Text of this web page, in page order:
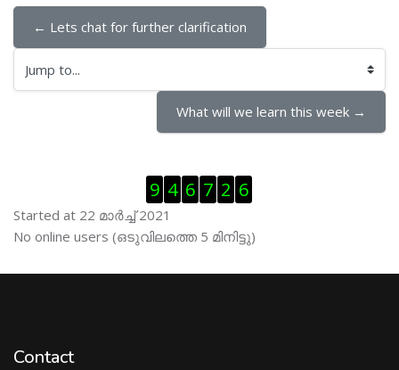
← Lets chat for further clarification
Jump to...
What will we learn this week →
9 4 6 7 2 6
Started at 22 മാര്‍ച്ച് 2021
Skip ഓണ്‍ലയിന്‍ ഉപഭൊക്താക്കള്‍
No online users (ഒടുവിലത്തെ 5 മിനിട്ടു)
Contact